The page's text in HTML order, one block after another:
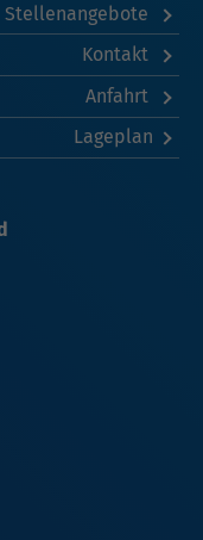
Stellenangebote
Kontakt
Anfahrt
Lageplan